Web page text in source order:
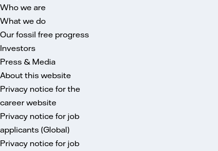
Who we are
What we do
Our fossil free progress
Investors
Press & Media
About this website
Privacy notice for the
career website
Privacy notice for job
applicants (Global)
Privacy notice for job